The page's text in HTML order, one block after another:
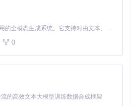
MiniMax H3 是一个通用的全模态生成系统。它支持对由文本、图像、视频和音频组成的多模态上下文进行统一理解，并能生成分辨率高达 2K、时长可达 15 秒的带原生立体声音频的视频。得益于面向任务泛化的系统设计，H3 在预训练阶段就已具备广泛的多模态上下文理解与生成能力，能够出色地执行复杂的多模态指令。
0
的高效文本大模型训练数据合成框架